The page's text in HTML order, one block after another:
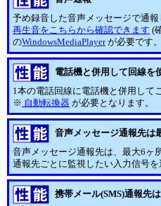
予め録音した音声メッセージで通報
再生音をこちらから確認できます (
のWindowsMediaPlayerが必要です
電話機と併用して回線を
1本の電話回線に電話機と併用して
※ 自動転換器 が必要となります。
音声メッセージ通報先は
音声メッセージ通報先は、最大6ヶ
通報先ごとに監視したい入力信号を
携帯メール(SMS)通報先